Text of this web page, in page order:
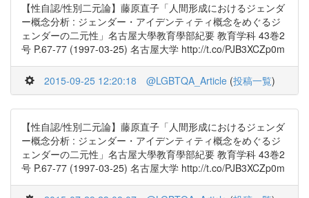
【性自認/性別二元論】藤原直子「人間形成におけるジェンダ
ー概念分析 : ジェンダー・アイデンティティ概念をめぐるジ
ェンダーの二元性」名古屋大學教育學部紀要 教育学科 43巻2
号 P.67-77 (1997-03-25) 名古屋大学 http://t.co/PJB3XCZp0m
2015-09-25 12:20:18 @LGBTQA_Article (投稿一覧)
【性自認/性別二元論】藤原直子「人間形成におけるジェンダ
ー概念分析 : ジェンダー・アイデンティティ概念をめぐるジ
ェンダーの二元性」名古屋大學教育學部紀要 教育学科 43巻2
号 P.67-77 (1997-03-25) 名古屋大学 http://t.co/PJB3XCZp0m